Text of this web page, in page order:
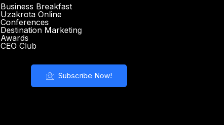
Business Breakfast
Uzakrota Online
Conferences
Destination Marketing
Awards
CEO Club
Subscribe Now!